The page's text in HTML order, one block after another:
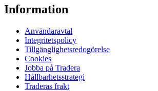
Information
Användaravtal
Integritetspolicy
Tillgänglighetsredogörelse
Cookies
Jobba på Tradera
Hållbarhetsstrategi
Traderas frakt